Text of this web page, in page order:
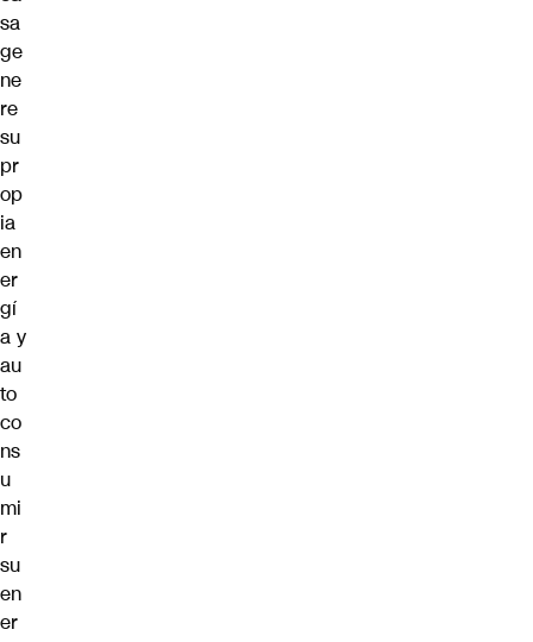
sa
ge
ne
re
su
pr
op
ia
en
er
gí
a y
au
to
co
ns
u
mi
r
su
en
er